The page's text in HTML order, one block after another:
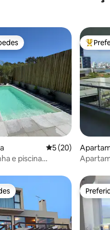
avaliações
dos hóspedes
5 de uma
5 (20)
e piscina
Entre
e